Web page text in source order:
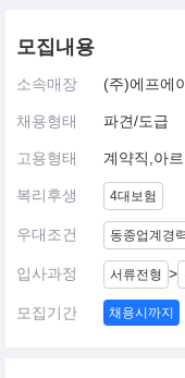
모집내용
소속매장 (주)에프에
채용형태 파견/도급
고용형태 계약직,아
복리후생 4대보험
우대조건 동종업계경력
입사과정 서류전형 >
모집기간 채용시까지